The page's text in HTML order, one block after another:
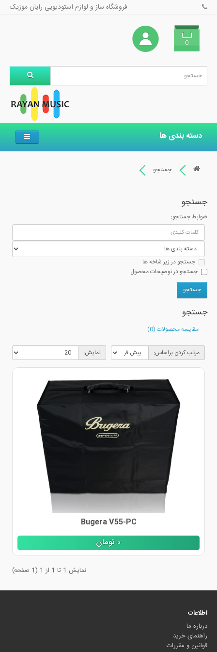
فروشگاه ساز و لوازم استودیویی رایان موزیک
0
دسته بندی ها
جستجو
جستجو
ضوابط جستجو:
جستجو در زیر شاخه ها
جستجو در توضیحات محصول
جستجو
مقایسه محصولات (0)
مرتب کردن براساس: نمایش:
Bugera V55-PC
٠تومان
نمایش 1 تا 1 از 1 (1 صفحه)
اطلاعات
درباره ما
راهنمای خرید
قوانین و مقررات